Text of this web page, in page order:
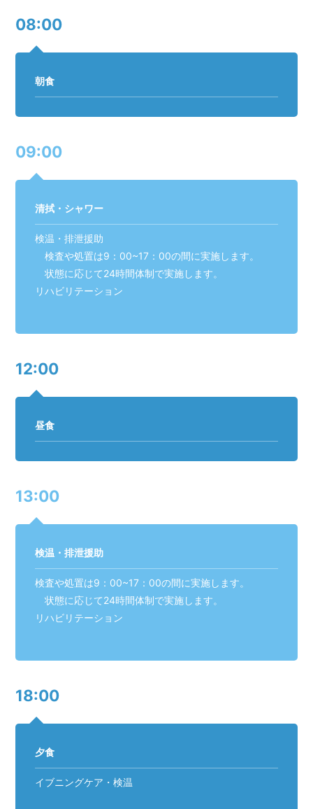
08:00
朝食
09:00
清拭・シャワー
検温・排泄援助
検査や処置は9：00~17：00の間に実施します。
状態に応じて24時間体制で実施します。
リハビリテーション
12:00
昼食
13:00
検温・排泄援助
検査や処置は9：00~17：00の間に実施します。
状態に応じて24時間体制で実施します。
リハビリテーション
18:00
夕食
イブニングケア・検温